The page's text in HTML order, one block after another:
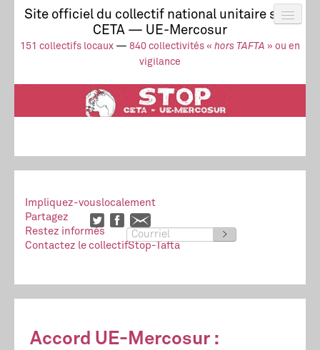
Site officiel du collectif national unitaire stop
CETA — UE-Mercosur
151 collectifs locaux — 840 collectivités « hors TAFTA » ou en
vigilance
Actus
UE-Mercosur
Stop à l’impunité !
TAFTA
CETA
Collectif
Impliquez-vouslocalement
Partagez
Restez informés
>
Contactez le collectifStop-Tafta
Accord UE-Mercosur :